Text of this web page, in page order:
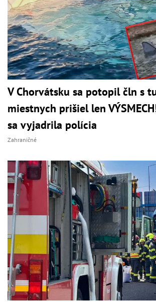
V Chorvátsku sa potopil čln s
miestnych prišiel len
sa vyjadrila polícia
Zahraničné